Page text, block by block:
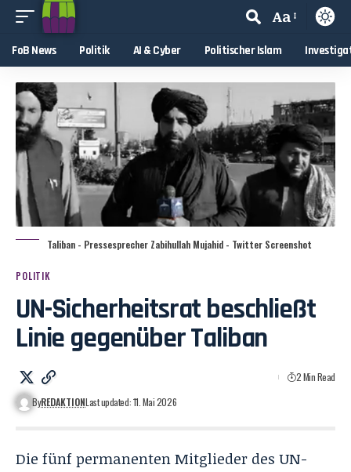
Aa
FoB News Politik AI & Cyber Politischer Islam
Taliban - Pressesprecher Zabihullah Mujahid - Twitter Screenshot
POLITIK
UN-Sicherheitsrat beschließt
Linie gegenüber Taliban
ByREDAKTIONLast updated: 11. Mai 2026
2 Min Read
Die fünf permanenten Mitglieder des UN-